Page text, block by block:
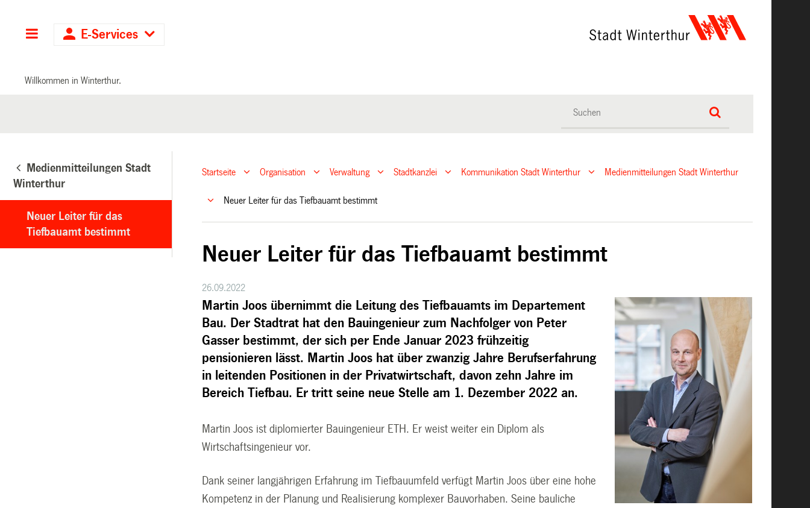
Hauptnavigation
E-Services
Willkommen in Winterthur.
Medienmitteilungen Stadt
Winterthur
Neuer Leiter für das
Tiefbauamt bestimmt
Startseite Organisation Verwaltung Stadtkanzlei Kommunikation Stadt Winterthur Medienmitteilungen Stadt Winterthur
Neuer Leiter für das Tiefbauamt bestimmt
Neuer Leiter für das Tiefbauamt bestimmt
26.09.2022
Martin Joos übernimmt die Leitung des Tiefbauamts im Departement
Bau. Der Stadtrat hat den Bauingenieur zum Nachfolger von Peter
Gasser bestimmt, der sich per Ende Januar 2023 frühzeitig
pensionieren lässt. Martin Joos hat über zwanzig Jahre Berufserfahrung
in leitenden Positionen in der Privatwirtschaft, davon zehn Jahre im
Bereich Tiefbau. Er tritt seine neue Stelle am 1. Dezember 2022 an.
Martin Joos ist diplomierter Bauingenieur ETH. Er weist weiter ein Diplom als
Wirtschaftsingenieur vor.
Dank seiner langjährigen Erfahrung im Tiefbauumfeld verfügt Martin Joos über eine hohe
Kompetenz in der Planung und Realisierung komplexer Bauvorhaben. Seine bauliche